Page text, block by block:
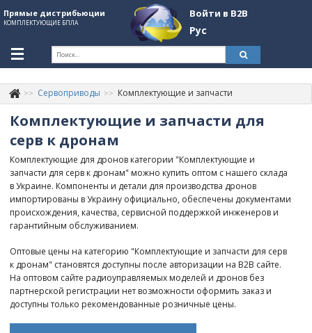
Прямые дистрибьюции
КОМПЛЕКТУЮЩИЕ БПЛА
Войти в B2B
Рус
+380507774092 Контакты
About Company
Обзоры
Категории
Войти в B2B
Стать партнером
Сервоприводы Комплектующие и запчасти
Комплектующие и запчасти для
серв к дронам
Комплектующие для дронов категории "Комплектующие и
запчасти для серв к дронам" можно купить оптом с нашего склада
в Украине. Компоненты и детали для производства дронов
импортированы в Украину официально, обеспечены документами
происхождения, качества, сервисной поддержкой инженеров и
гарантийным обслуживанием.
Оптовые цены на категорию "Комплектующие и запчасти для серв
к дронам" становятся доступны после авторизации на B2B сайте.
На оптовом сайте радиоуправляемых моделей и дронов без
партнерской регистрации нет возможности оформить заказ и
доступны только рекомендованные розничные цены.